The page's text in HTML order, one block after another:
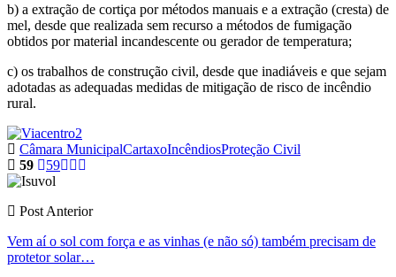
b) a extração de cortiça por métodos manuais e a extração (cresta) de
mel, desde que realizada sem recurso a métodos de fumigação
obtidos por material incandescente ou gerador de temperatura;
c) os trabalhos de construção civil, desde que inadiáveis e que sejam
adotadas as adequadas medidas de mitigação de risco de incêndio
rural.
Câmara MunicipalCartaxoIncêndiosProteção Civil
59
59
Post Anterior
Vem aí o sol com força e as vinhas (e não só) também precisam de
protetor solar…